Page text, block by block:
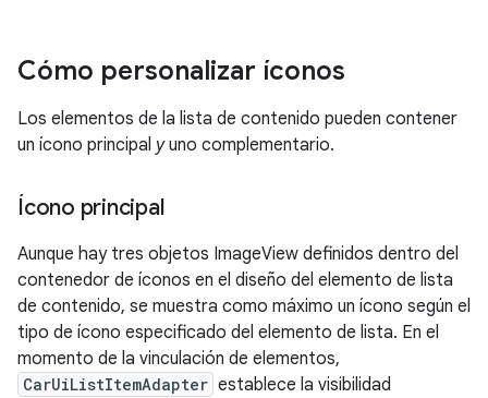
Cómo personalizar íconos
Los elementos de la lista de contenido pueden contener
un ícono principal yuno complementario.
Ícono principal
Aunque hay tres objetos ImageView definidos dentro del
contenedor de íconos en el diseño del elemento de lista
de contenido, se muestra como máximo un ícono según el
tipo de ícono especificado del elemento de lista. En el
momento de la vinculación de elementos,
CarUiListItemAdapter establece la visibilidad